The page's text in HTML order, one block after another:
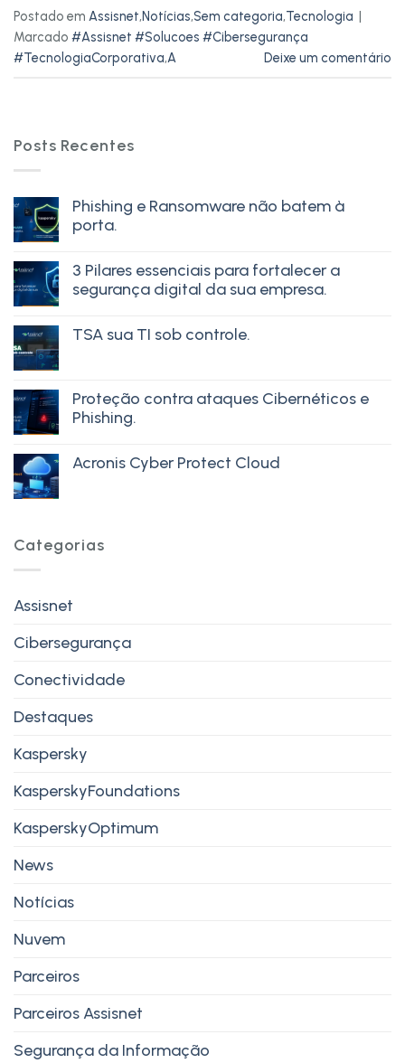
Postado em Assisnet,Notícias,Sem categoria,Tecnologia
Marcado #Assisnet #Solucoes #Cibersegurança
#TecnologiaCorporativa,A Deixe um comentário
Posts Recentes
Phishing e Ransomware não batem à
porta.
3 Pilares essenciais para fortalecer a
segurança digital da sua empresa.
TSA sua TI sob controle.
Proteção contra ataques Cibernéticos e
Phishing.
Acronis Cyber Protect Cloud
Categorias
Assisnet
Cibersegurança
Conectividade
Destaques
Kaspersky
KasperskyFoundations
KasperskyOptimum
News
Notícias
Nuvem
Parceiros
Parceiros Assisnet
Segurança da Informação